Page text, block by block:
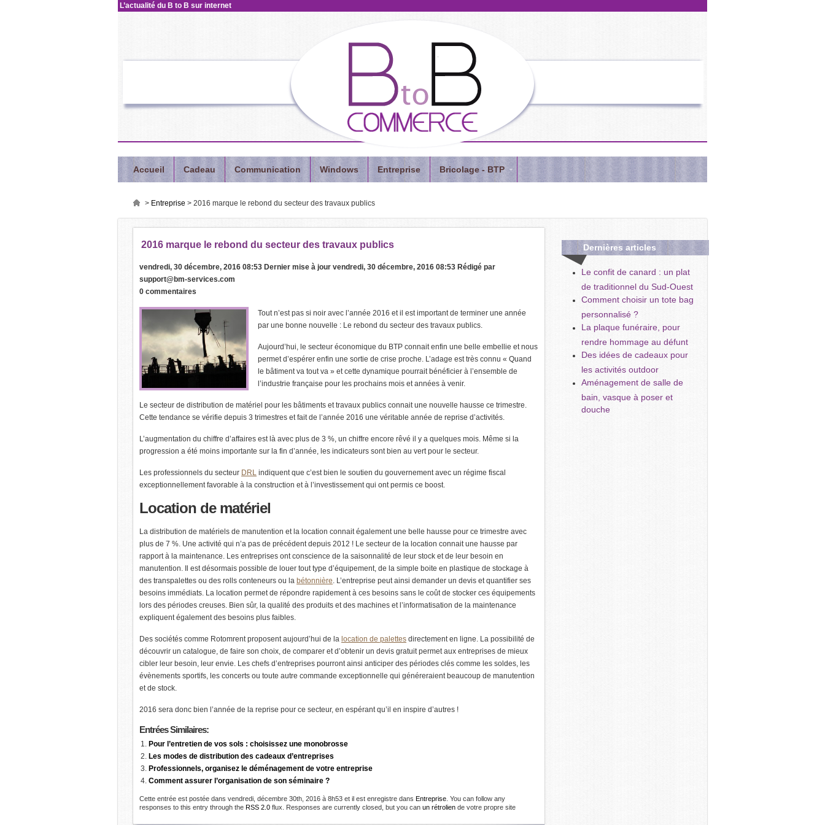
L’actualité du B to B sur internet
Accueil Cadeau Communication Windows Entreprise Bricolage - BTP
> Entreprise > 2016 marque le rebond du secteur des travaux publics
2016 marque le rebond du secteur des travaux publics
vendredi, 30 décembre, 2016 08:53 Dernier mise à jour vendredi, 30 décembre, 2016 08:53 Rédigé par
support@bm-services.com
0 commentaires
Tout n’est pas si noir avec l’année 2016 et il est important de terminer une année
par une bonne nouvelle : Le rebond du secteur des travaux publics.
Aujourd’hui, le secteur économique du BTP connait enfin une belle embellie et nous
permet d’espérer enfin une sortie de crise proche. L’adage est très connu « Quand
le bâtiment va tout va » et cette dynamique pourrait bénéficier à l’ensemble de
l’industrie française pour les prochains mois et années à venir.
Le secteur de distribution de matériel pour les bâtiments et travaux publics connait une nouvelle hausse ce trimestre.
Cette tendance se vérifie depuis 3 trimestres et fait de l’année 2016 une véritable année de reprise d’activités.
L’augmentation du chiffre d’affaires est là avec plus de 3 %, un chiffre encore rêvé il y a quelques mois. Même si la
progression a été moins importante sur la fin d’année, les indicateurs sont bien au vert pour le secteur.
Les professionnels du secteur DRL indiquent que c’est bien le soutien du gouvernement avec un régime fiscal
exceptionnellement favorable à la construction et à l’investissement qui ont permis ce boost.
Location de matériel
La distribution de matériels de manutention et la location connait également une belle hausse pour ce trimestre avec
plus de 7 %. Une activité qui n’a pas de précédent depuis 2012 ! Le secteur de la location connait une hausse par
rapport à la maintenance. Les entreprises ont conscience de la saisonnalité de leur stock et de leur besoin en
manutention. Il est désormais possible de louer tout type d’équipement, de la simple boite en plastique de stockage à
des transpalettes ou des rolls conteneurs ou la bétonnière. L’entreprise peut ainsi demander un devis et quantifier ses
besoins immédiats. La location permet de répondre rapidement à ces besoins sans le coût de stocker ces équipements
lors des périodes creuses. Bien sûr, la qualité des produits et des machines et l’informatisation de la maintenance
expliquent également des besoins plus faibles.
Des sociétés comme Rotomrent proposent aujourd’hui de la location de palettes directement en ligne. La possibilité de
découvrir un catalogue, de faire son choix, de comparer et d’obtenir un devis gratuit permet aux entreprises de mieux
cibler leur besoin, leur envie. Les chefs d’entreprises pourront ainsi anticiper des périodes clés comme les soldes, les
évènements sportifs, les concerts ou toute autre commande exceptionnelle qui généreraient beaucoup de manutention
et de stock.
2016 sera donc bien l’année de la reprise pour ce secteur, en espérant qu’il en inspire d’autres !
EntréesSimilaires:
Pour l’entretien de vos sols : choisissez une monobrosse
Les modes de distribution des cadeaux d’entreprises
Professionnels, organisez le déménagement de votre entreprise
Comment assurer l’organisation de son séminaire ?
Cette entrée est postée dans vendredi, décembre 30th, 2016 à 8h53 et il est enregistre dans Entreprise . You can follow any
responses to this entry through the RSS 2.0 flux. Responses are currently closed, but you can un rétrolien de votre propre site
Dernièresarticles
Le confit de canard : un plat
de traditionnel du Sud-Ouest
Comment choisir un tote bag
personnalisé ?
La plaque funéraire, pour
rendre hommage au défunt
Des idées de cadeaux pour
les activités outdoor
Aménagement de salle de
bain, vasque à poser et
douche